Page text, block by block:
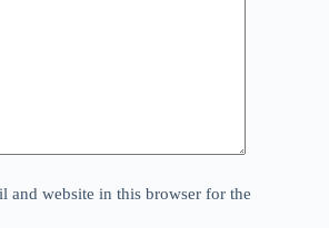
and website in this browser for the